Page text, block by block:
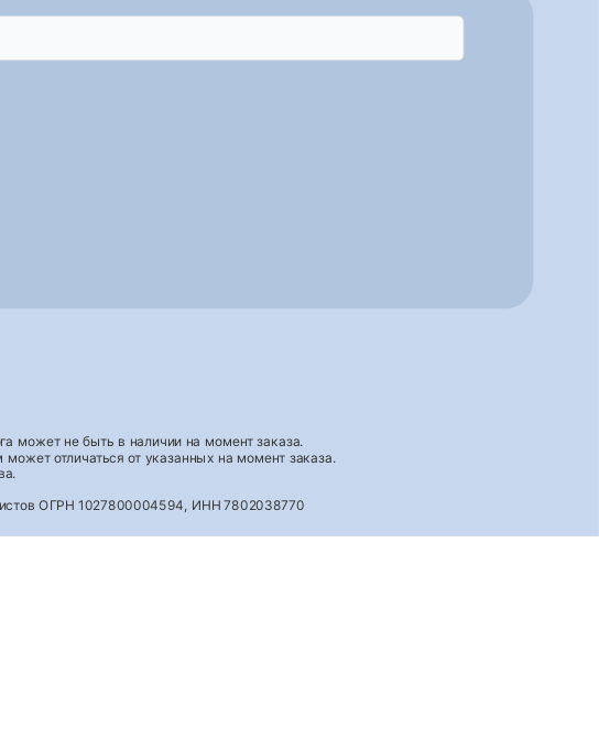
может не быть в наличии на момент заказа.
отличаться от указанных на момент заказа.
ОГРН 1027800004594, ИНН 7802038770